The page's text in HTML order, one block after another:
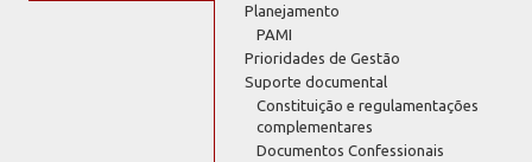
Planejamento
PAMI
Prioridades de Gestão
Suporte documental
Constituição e regulamentações
complementares
Documentos Confessionais